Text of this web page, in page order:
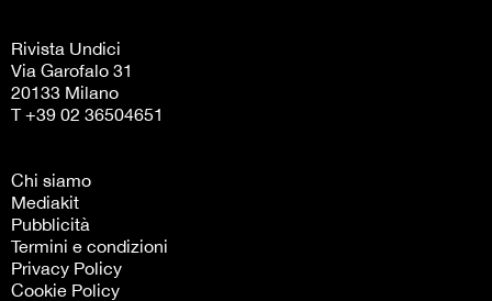
Rivista Undici
Via Garofalo 31
20133 Milano
T +39 02 36504651
Chi siamo
Mediakit
Pubblicità
Termini e condizioni
Privacy Policy
Cookie Policy